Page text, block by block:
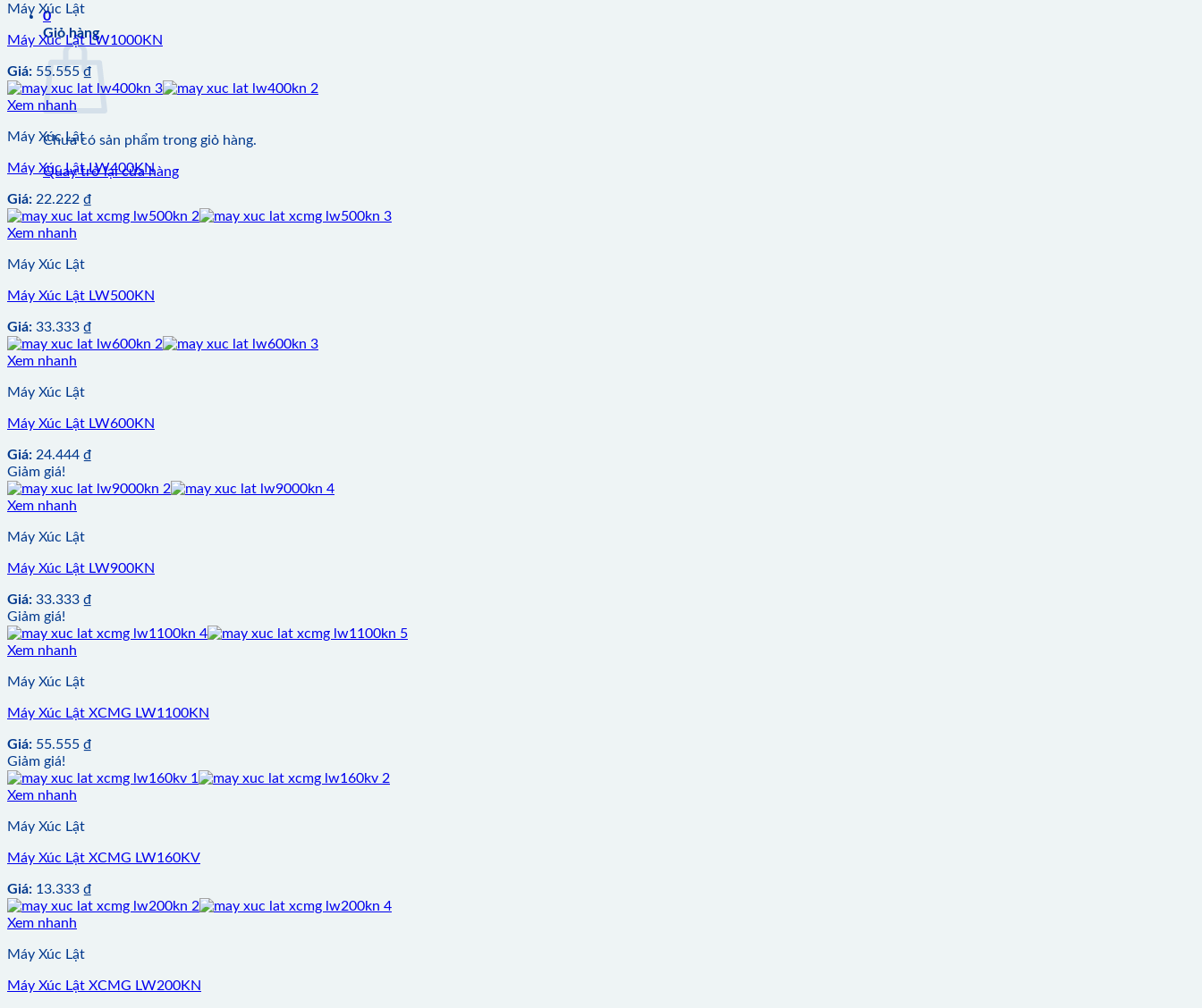
0
Giỏ hàng
Chưa có sản phẩm trong giỏ hàng.
Quay trở lại cửa hàng
Máy Xúc Lật
Máy Xúc Lật LW1000KN
Giá: 55.555₫
Xem nhanh
Máy Xúc Lật
Máy Xúc Lật LW400KN
Giá: 22.222 ₫
Xem nhanh
Máy Xúc Lật
Máy Xúc Lật LW500KN
Giá: 33.333 ₫
Xem nhanh
Máy Xúc Lật
Máy Xúc Lật LW600KN
Giá: 24.444 ₫
Giảm giá!
Xem nhanh
Máy Xúc Lật
Máy Xúc Lật LW900KN
Giá: 33.333 ₫
Giảm giá!
Xem nhanh
Máy Xúc Lật
Máy Xúc Lật XCMG LW1100KN
Giá: 55.555 ₫
Giảm giá!
Xem nhanh
Máy Xúc Lật
Máy Xúc Lật XCMG LW160KV
Giá: 13.333 ₫
Xem nhanh
Máy Xúc Lật
Máy Xúc Lật XCMG LW200KN